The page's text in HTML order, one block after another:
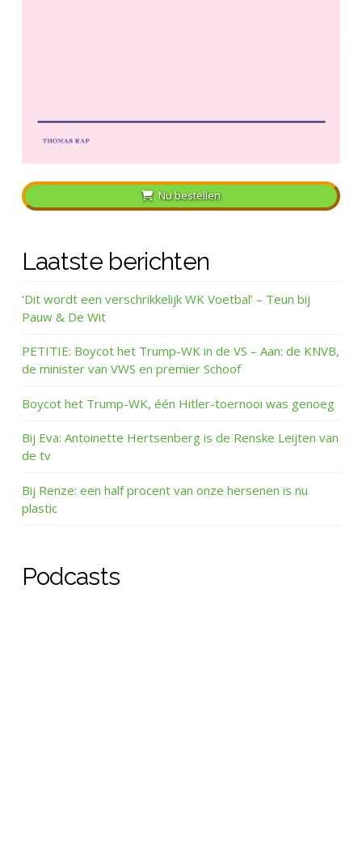
Nu bestellen
Laatste berichten
‘Dit wordt een verschrikkelijk WK Voetbal’ – Teun bij
Pauw & De Wit
PETITIE: Boycot het Trump-WK in de VS – Aan: de KNVB,
de minister van VWS en premier Schoof
Boycot het Trump-WK, één Hitler-toernooi was genoeg
Bij Eva: Antoinette Hertsenberg is de Renske Leijten van
de tv
Bij Renze: een half procent van onze hersenen is nu
plastic
Podcasts